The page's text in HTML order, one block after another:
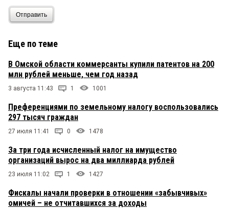
Отправить
Еще по теме
В Омской области коммерсанты купили патентов на 200
млн рублей меньше, чем год назад
3 августа 11:43 1 1001
Преференциями по земельному налогу воспользовались
297 тысяч граждан
27 июля 11:41 0 1478
За три года исчисленный налог на имущество
организаций вырос на два миллиарда рублей
23 июля 11:02 1 1427
Фискалы начали проверки в отношении «забывчивых»
омичей – не отчитавшихся за доходы